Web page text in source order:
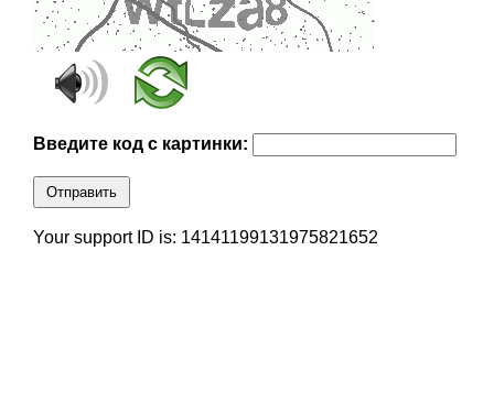
Введите код с картинки:
Отправить
Your support ID is: 14141199131975821652